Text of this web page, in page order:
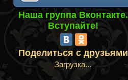
Наша группа Вконтакте.
Вступайте!
Поделиться с друзьями
Загрузка...